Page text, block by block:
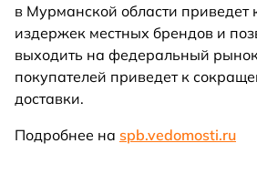
в Мурманской области
издержек местных брендов и
выходить на федеральный
покупателей приведет к
доставки.
Подробнее на spb.vedomosti.ru